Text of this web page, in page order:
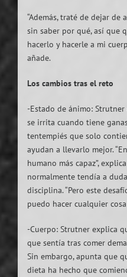
“Además, traté de dejar de
sin saber por qué, así que
hacerlo y hacerle a mi
añade.
Los cambios tras el reto
-Estado de ánimo:
se irrita cuando tiene
tentempiés que solo
ayudan a llevarlo mejor.
humano más capaz”,
normalmente tendía a
disciplina. “Pero este
puedo hacer cualquier
-Cuerpo: Strutner explica
que sentía tras comer
Sin embargo, apunta que
dieta ha hecho que